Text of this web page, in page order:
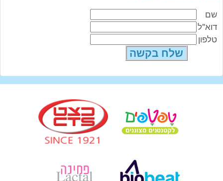
שם
דוא"ל
טלפון